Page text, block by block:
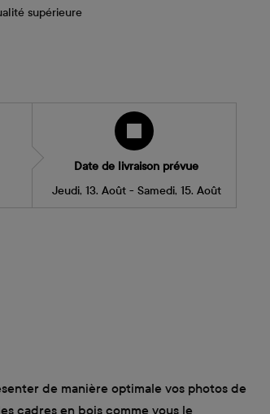
supérieure
Date de livraison prévue
Jeudi, 13. Août - Samedi, 15. Août
de manière optimale vos photos de
cadres en bois comme vous le